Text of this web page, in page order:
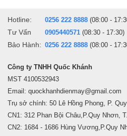
Hotline: 0256 222 8888 (08:00 -
Tư Vấn 0905440571 (08:30 - 17:30)
Bảo Hành: 0256 222 8888 (08:00 -
Công ty TNHH Quốc Khánh
MST 4100532943
Email: quockhanhdienmay@gmail.com
Trụ sở chính: 50 Lê Hồng Phong, P.
CN1: 312 Phan Bội Châu,P.Quy Nhơn,
CN2: 1684 - 1686 Hùng Vương,P.Quy